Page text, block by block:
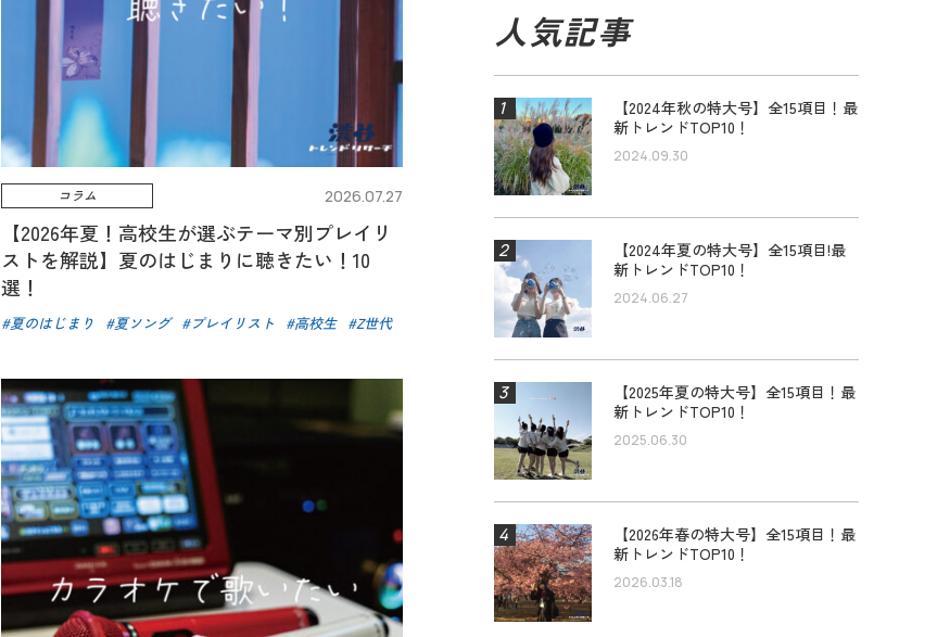
コラム 2026.07.27
【2026年夏！高校生が選ぶテーマ別プレイリ
ストを解説】夏のはじまりに聴きたい！10
選！
夏のはじまり 夏ソング プレイリスト 高校生 Z世代
人気記事
【2024年秋の特大号】全15項目！最
新トレンドTOP10！
2024.09.30
【2024年夏の特大号】全15項目!最
新トレンドTOP10！
2024.06.27
【2025年夏の特大号】全15項目！最
新トレンドTOP10！
2025.06.30
【2026年春の特大号】全15項目！最
新トレンドTOP10！
2026.03.18